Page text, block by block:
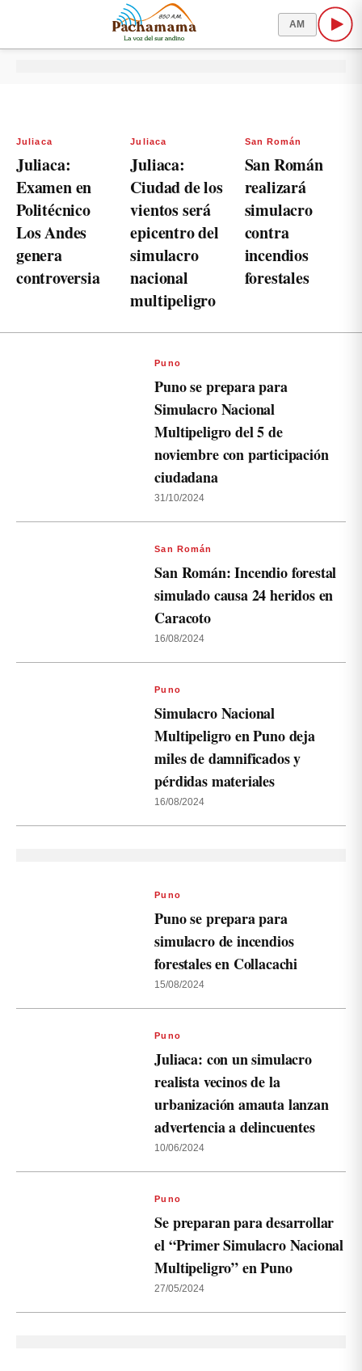
AM
Juliaca
Juliaca:
Examen en
Politécnico
Los Andes
genera
controversia
Juliaca
Juliaca:
Ciudad de los
vientos será
epicentro del
simulacro
nacional
multipeligro
San Román
San Román
realizará
simulacro
contra
incendios
forestales
Puno
Puno se prepara para
Simulacro Nacional
Multipeligro del 5 de
noviembre con participación
ciudadana
31/10/2024
San Román
San Román: Incendio forestal
simulado causa 24 heridos en
Caracoto
16/08/2024
Puno
Simulacro Nacional
Multipeligro en Puno deja
miles de damnificados y
pérdidas materiales
16/08/2024
Puno
Puno se prepara para
simulacro de incendios
forestales en Collacachi
15/08/2024
Puno
Juliaca: con un simulacro
realista vecinos de la
urbanización amauta lanzan
advertencia a delincuentes
10/06/2024
Puno
Se preparan para desarrollar
el “Primer Simulacro Nacional
Multipeligro” en Puno
27/05/2024